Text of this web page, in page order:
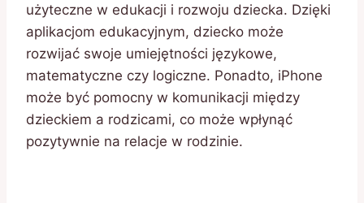
użyteczne w edukacji i rozwoju dziecka. Dzięki
aplikacjom edukacyjnym, dziecko może
rozwijać swoje umiejętności językowe,
matematyczne czy logiczne. Ponadto, iPhone
może być pomocny w komunikacji między
dzieckiem a rodzicami, co może wpłynąć
pozytywnie na relacje w rodzinie.